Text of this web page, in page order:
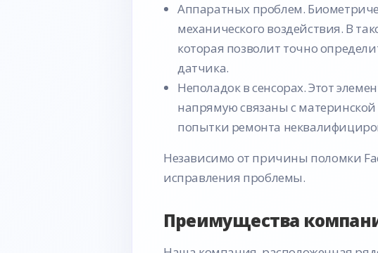
Аппаратных проблем.
механического воздействия. В
которая позволит точно
датчика.
Неполадок в сенсорах. Этот
напрямую связаны с материнской
попытки ремонта
Независимо от причины поломки
исправления проблемы.
Преимущества